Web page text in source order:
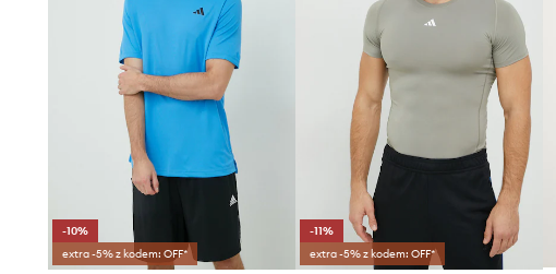
-10%
extra -5% z kodem: OFF*
-11%
extra -5% z kodem: OFF*